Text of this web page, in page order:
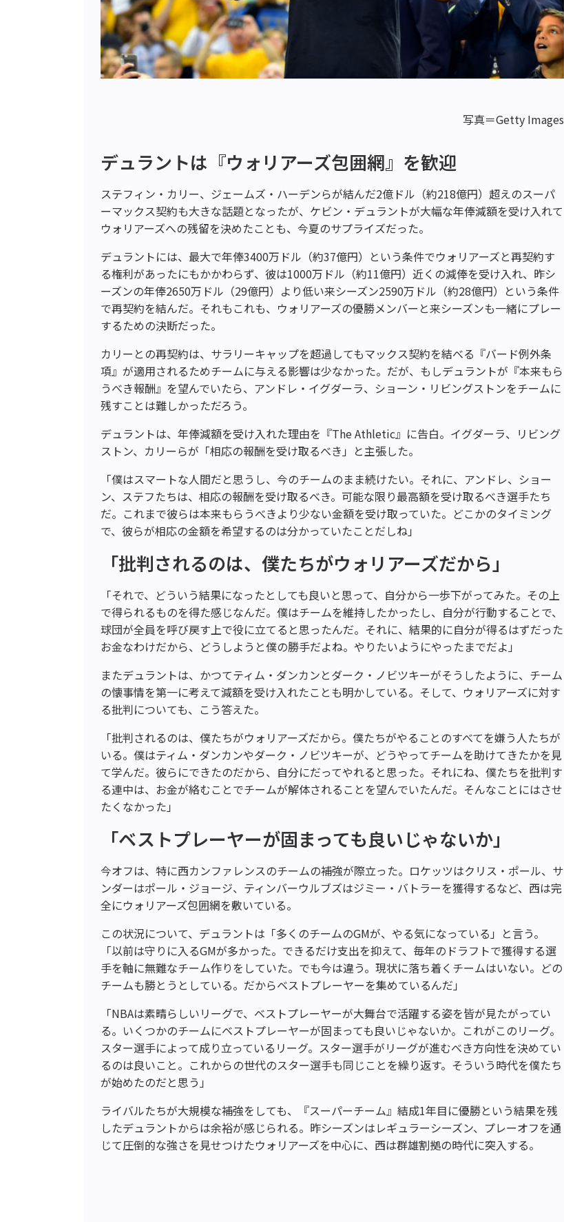
写真＝Getty Images
デュラントは『ウォリアーズ包囲網』を歓迎
ステフィン・カリー、ジェームズ・ハーデンらが結んだ2億ドル（約218億円）超えのスーパ
ーマックス契約も大きな話題となったが、ケビン・デュラントが大幅な年俸減額を受け入れて
ウォリアーズへの残留を決めたことも、今夏のサプライズだった。
デュラントには、最大で年俸3400万ドル（約37億円）という条件でウォリアーズと再契約す
る権利があったにもかかわらず、彼は1000万ドル（約11億円）近くの減俸を受け入れ、昨シ
ーズンの年俸2650万ドル（29億円）より低い来シーズン2590万ドル（約28億円）という条件
で再契約を結んだ。それもこれも、ウォリアーズの優勝メンバーと来シーズンも一緒にプレー
するための決断だった。
カリーとの再契約は、サラリーキャップを超過してもマックス契約を結べる『バード例外条
項』が適用されるためチームに与える影響は少なかった。だが、もしデュラントが『本来もら
うべき報酬』を望んでいたら、アンドレ・イグダーラ、ショーン・リビングストンをチームに
残すことは難しかっただろう。
デュラントは、年俸減額を受け入れた理由を『The Athletic』に告白。イグダーラ、リビング
ストン、カリーらが「相応の報酬を受け取るべき」と主張した。
「僕はスマートな人間だと思うし、今のチームのまま続けたい。それに、アンドレ、ショー
ン、ステフたちは、相応の報酬を受け取るべき。可能な限り最高額を受け取るべき選手たち
だ。これまで彼らは本来もらうべきより少ない金額を受け取っていた。どこかのタイミング
で、彼らが相応の金額を希望するのは分かっていたことだしね」
「批判されるのは、僕たちがウォリアーズだから」
「それで、どういう結果になったとしても良いと思って、自分から一歩下がってみた。その上
で得られるものを得た感じなんだ。僕はチームを維持したかったし、自分が行動することで、
球団が全員を呼び戻す上で役に立てると思ったんだ。それに、結果的に自分が得るはずだった
お金なわけだから、どうしようと僕の勝手だよね。やりたいようにやったまでだよ」
またデュラントは、かつてティム・ダンカンとダーク・ノビツキーがそうしたように、チーム
の懐事情を第一に考えて減額を受け入れたことも明かしている。そして、ウォリアーズに対す
る批判についても、こう答えた。
「批判されるのは、僕たちがウォリアーズだから。僕たちがやることのすべてを嫌う人たちが
いる。僕はティム・ダンカンやダーク・ノビツキーが、どうやってチームを助けてきたかを見
て学んだ。彼らにできたのだから、自分にだってやれると思った。それにね、僕たちを批判す
る連中は、お金が絡むことでチームが解体されることを望んでいたんだ。そんなことにはさせ
たくなかった」
「ベストプレーヤーが固まっても良いじゃないか」
今オフは、特に西カンファレンスのチームの補強が際立った。ロケッツはクリス・ポール、サ
ンダーはポール・ジョージ、ティンバーウルブズはジミー・バトラーを獲得するなど、西は完
全にウォリアーズ包囲網を敷いている。
この状況について、デュラントは「多くのチームのGMが、やる気になっている」と言う。
「以前は守りに入るGMが多かった。できるだけ支出を抑えて、毎年のドラフトで獲得する選
手を軸に無難なチーム作りをしていた。でも今は違う。現状に落ち着くチームはいない。どの
チームも勝とうとしている。だからベストプレーヤーを集めているんだ」
「NBAは素晴らしいリーグで、ベストプレーヤーが大舞台で活躍する姿を皆が見たがってい
る。いくつかのチームにベストプレーヤーが固まっても良いじゃないか。これがこのリーグ。
スター選手によって成り立っているリーグ。スター選手がリーグが進むべき方向性を決めてい
るのは良いこと。これからの世代のスター選手も同じことを繰り返す。そういう時代を僕たち
が始めたのだと思う」
ライバルたちが大規模な補強をしても、『スーパーチーム』結成1年目に優勝という結果を残
したデュラントからは余裕が感じられる。昨シーズンはレギュラーシーズン、プレーオフを通
じて圧倒的な強さを見せつけたウォリアーズを中心に、西は群雄割拠の時代に突入する。